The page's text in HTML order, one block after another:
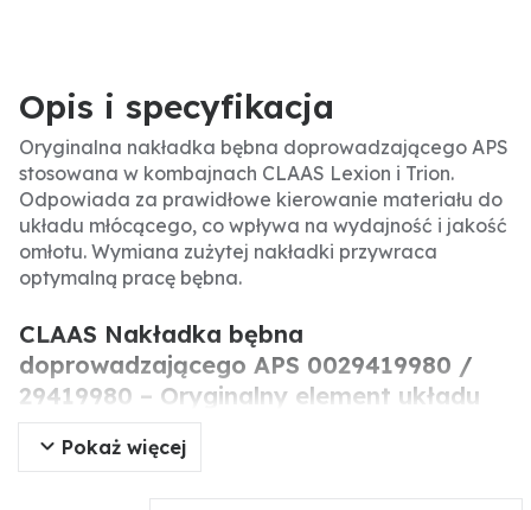
Opis i specyfikacja
Oryginalna nakładka bębna doprowadzającego APS
stosowana w kombajnach CLAAS Lexion i Trion.
Odpowiada za prawidłowe kierowanie materiału do
układu młócącego, co wpływa na wydajność i jakość
omłotu. Wymiana zużytej nakładki przywraca
optymalną pracę bębna.
CLAAS Nakładka bębna
doprowadzającego APS 0029419980 /
29419980 – Oryginalny element układu
APS do kombajnów Lexion i Trion
Pokaż więcej